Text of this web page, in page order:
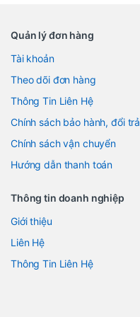
Quản lý đơn hàng
Tài khoản
Theo dõi đơn hàng
Thông Tin Liên Hệ
Chính sách bảo hành, đổi trả
Chính sách vận chuyển
Hướng dẫn thanh toán
Thông tin doanh nghiệp
Giới thiệu
Liên Hệ
Thông Tin Liên Hệ